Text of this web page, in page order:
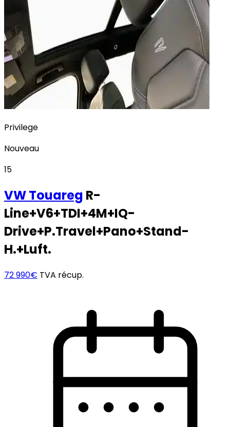
Privilege
Nouveau
15
VWTouareg R-
Line+V6+TDI+4M+IQ-
Drive+P.Travel+Pano+Stand-
H.+Luft.
72 990€ TVA récup.